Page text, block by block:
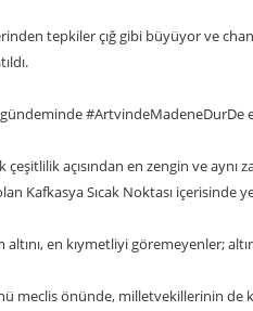
tepkiler çığ gibi büyüyor ve
#ArtvindeMadeneDurDe
çeşitlilik açısından en zengin ve
Kafkasya Sıcak Noktası
en kıymetliyi göremeyenler;
meclis önünde, milletvekillerinin de